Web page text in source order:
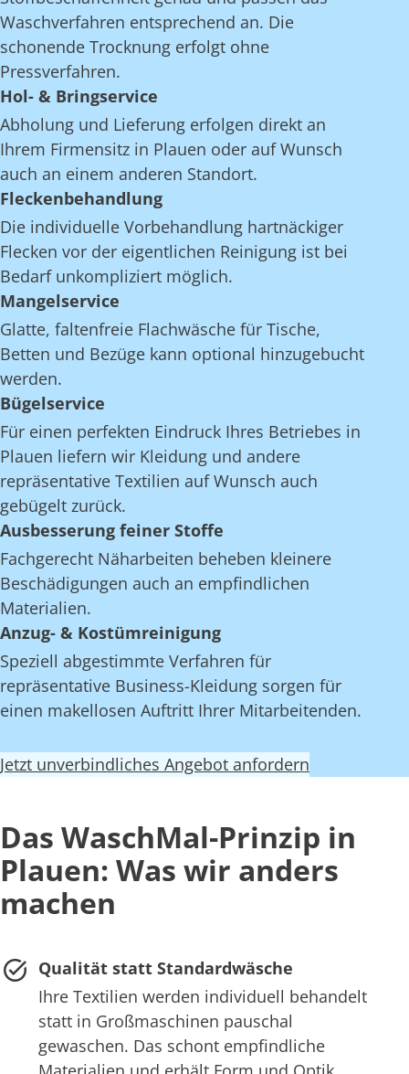
Waschverfahren entsprechend an. Die
schonende Trocknung erfolgt ohne
Pressverfahren.
Hol- & Bringservice
Abholung und Lieferung erfolgen direkt an
Ihrem Firmensitz in Plauen oder auf Wunsch
auch an einem anderen Standort.
Fleckenbehandlung
Die individuelle Vorbehandlung hartnäckiger
Flecken vor der eigentlichen Reinigung ist bei
Bedarf unkompliziert möglich.
Mangelservice
Glatte, faltenfreie Flachwäsche für Tische,
Betten und Bezüge kann optional hinzugebucht
werden.
Bügelservice
Für einen perfekten Eindruck Ihres Betriebes in
Plauen liefern wir Kleidung und andere
repräsentative Textilien auf Wunsch auch
gebügelt zurück.
Ausbesserung feiner Stoffe
Fachgerecht Näharbeiten beheben kleinere
Beschädigungen auch an empfindlichen
Materialien.
Anzug- & Kostümreinigung
Speziell abgestimmte Verfahren für
repräsentative Business-Kleidung sorgen für
einen makellosen Auftritt Ihrer Mitarbeitenden.
Jetzt unverbindliches Angebot anfordern
Das WaschMal-Prinzip in
Plauen: Was wir anders
machen
Qualität statt Standardwäsche
Ihre Textilien werden individuell behandelt
statt in Großmaschinen pauschal
gewaschen. Das schont empfindliche